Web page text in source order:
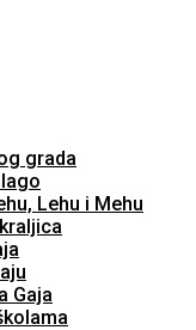
grada
Lehu i Mehu
Gaja